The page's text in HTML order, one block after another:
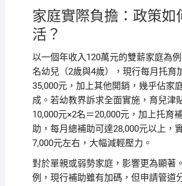
家庭實際負擔：政策如
活？
以一個年收入120萬元的雙薪家庭為
名幼兒（2歲與4歲），現行每月托育
35,000元，加上其他開銷，幾乎佔家
成。若幼教界訴求全面實施，育兒津
10,000元×2名＝20,000元，加上托育
助，每月總補助可達28,000元以上，
7,000元左右，大幅減輕壓力。
對於單親或弱勢家庭，影響更為顯著
例，現行補助雖有加碼，但申請管道